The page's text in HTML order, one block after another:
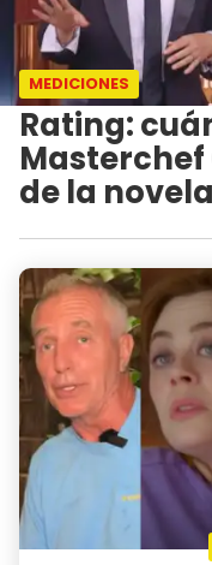
MEDICIONES
Rating:
de la